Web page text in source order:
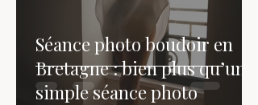
Séance photo boudoir en
Bretagne : bien plus qu’une
simple séance photo